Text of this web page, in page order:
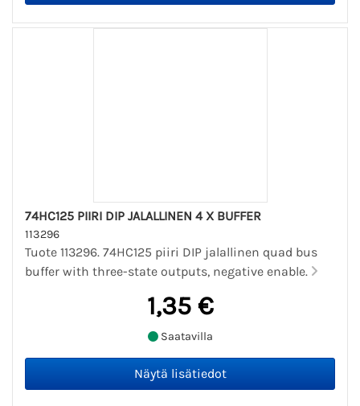
74HC125 PIIRI DIP JALALLINEN 4 X BUFFER
113296
Tuote 113296. 74HC125 piiri DIP jalallinen quad bus
buffer with three-state outputs, negative enable.
1,35 €
Saatavilla